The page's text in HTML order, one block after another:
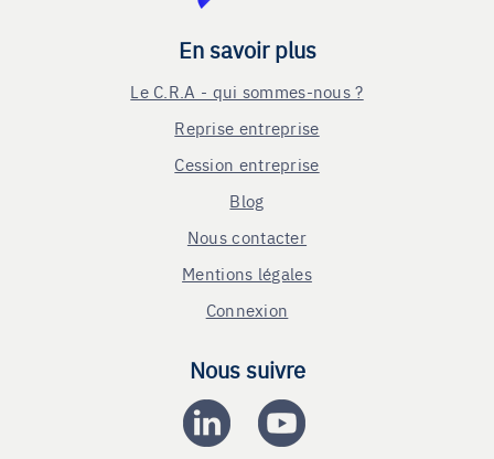
En savoir plus
Le C.R.A - qui sommes-nous ?
Reprise entreprise
Cession entreprise
Blog
Nous contacter
Mentions légales
Connexion
Nous suivre